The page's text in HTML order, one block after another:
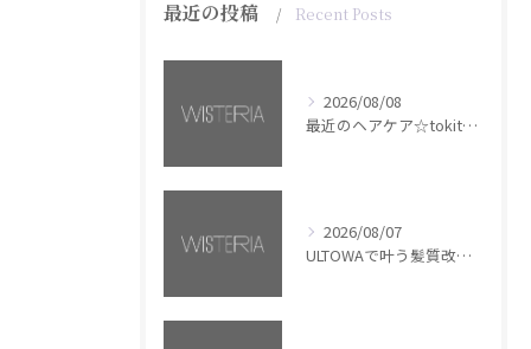
最近の投稿 Recent Posts
2026/08/08
最近のヘアケア☆tokita【銀座・美容室WISTERIA】
2026/08/07
ULTOWAで叶う髪質改善美髪カラー【銀座・美容室WISTERIA】